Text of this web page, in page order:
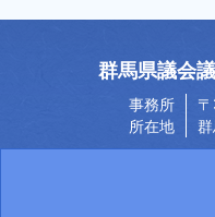
群馬県議会
事務所
所在地